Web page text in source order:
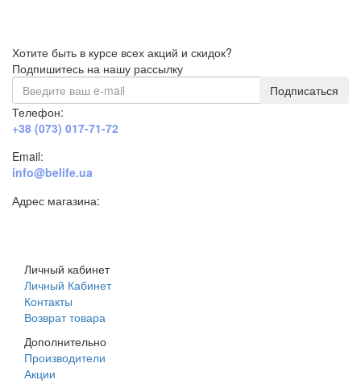
Хотите быть в курсе всех акций и скидок?
Подпишитесь на нашу рассылку
Подписаться
Телефон:
+38 (073) 017-71-72
Email:
info@belife.ua
Адрес магазина:
Личный кабинет
Личный Кабинет
Контакты
Возврат товара
Дополнительно
Производители
Акции